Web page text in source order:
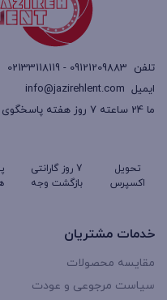
تلفن 09121209883 - 02133118119
ایمیل info@jazirehlent.com
ما 24 ساعته 7 روز هفته پاسخگوی شما هستیم.
تحویل
اکسپرس
7 روز گارانتی
بازگشت وجه
خدمات مشتریان
مقایسه محصولات
سیاست مرجوعی و عودت